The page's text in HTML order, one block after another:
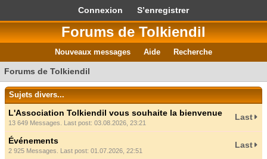
Connexion S’enregistrer
Forums de Tolkiendil
Nouveaux messages Aide Recherche
Forums de Tolkiendil
Sujets divers...
L'Association Tolkiendil vous souhaite la bienvenue
13 649 Messages. Last post: 03.08.2026, 23:21
Last
Événements
2 925 Messages. Last post: 01.07.2026, 22:51
Last